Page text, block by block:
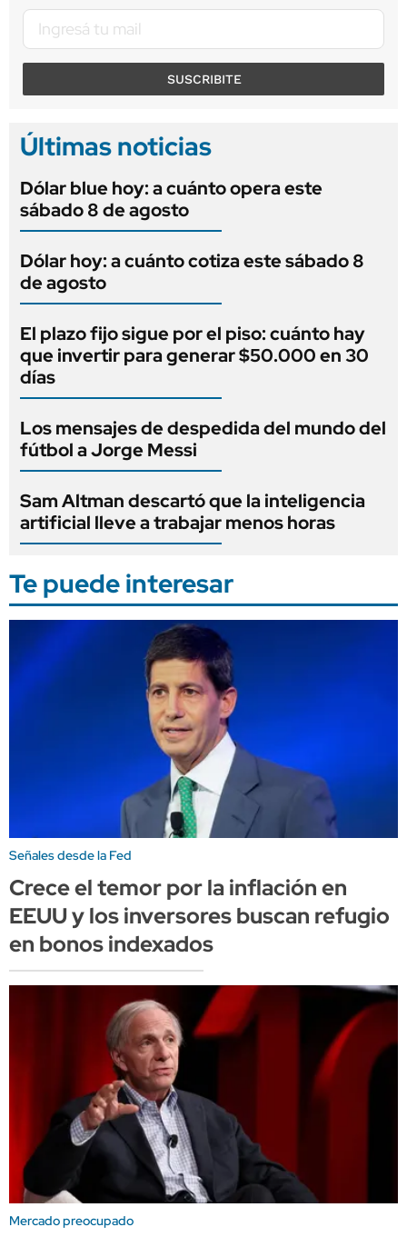
SUSCRIBITE
Últimas noticias
Dólar blue hoy: a cuánto opera este
sábado 8 de agosto
Dólar hoy: a cuánto cotiza este sábado 8
de agosto
El plazo fijo sigue por el piso: cuánto hay
que invertir para generar $50.000 en 30
días
Los mensajes de despedida del mundo del
fútbol a Jorge Messi
Sam Altman descartó que la inteligencia
artificial lleve a trabajar menos horas
Te puede interesar
Señales desde la Fed
Crece el temor por la inflación en
EEUU y los inversores buscan refugio
en bonos indexados
Mercado preocupado